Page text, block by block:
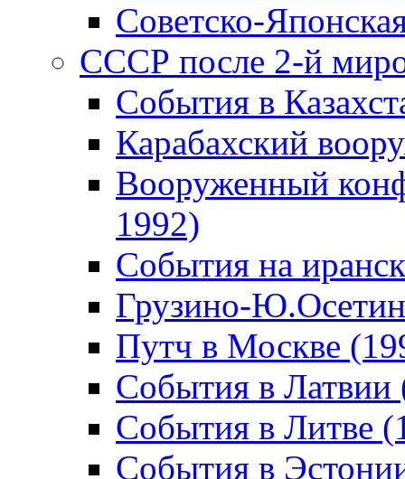
Советско-
СССР после 2-й
События в
Карабахский
Вооруженный
1992)
События на
Грузино-
Путч в Москве
События в Латвии
События в Литве
События в